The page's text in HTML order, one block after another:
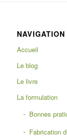
NAVIGATION
Accueil
Le blog
Le livre
La formulation
Bonnes
Fabrication